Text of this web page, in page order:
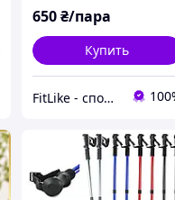
650₴/пара
Купить
FitLike - спортивний інтернет-магазин